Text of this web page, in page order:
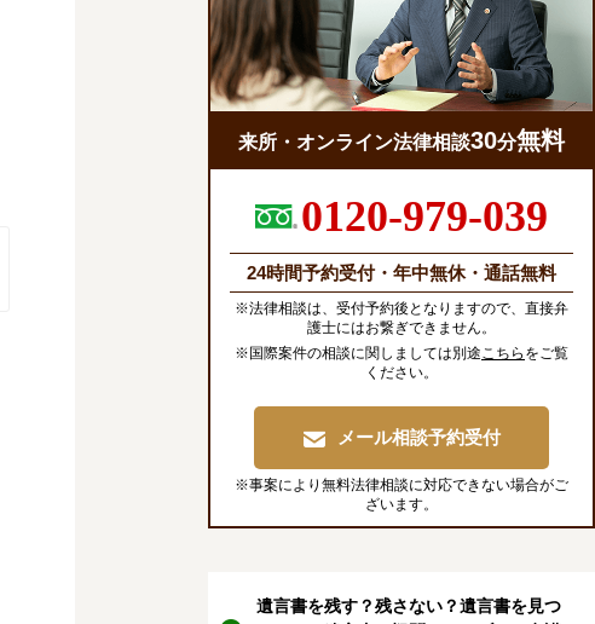
来所・オンライン法律相談30分無料
0120-979-039
24時間予約受付・年中無休・通話無料
※法律相談は、受付予約後となりますので、直接弁
護士にはお繋ぎできません。
※国際案件の相談に関しましては別途こちら をご覧
ください。
メール相談予約受付
※事案により無料法律相談に対応できない場合がご
ざいます。
遺言書を残す？残さない？遺言書を見つ